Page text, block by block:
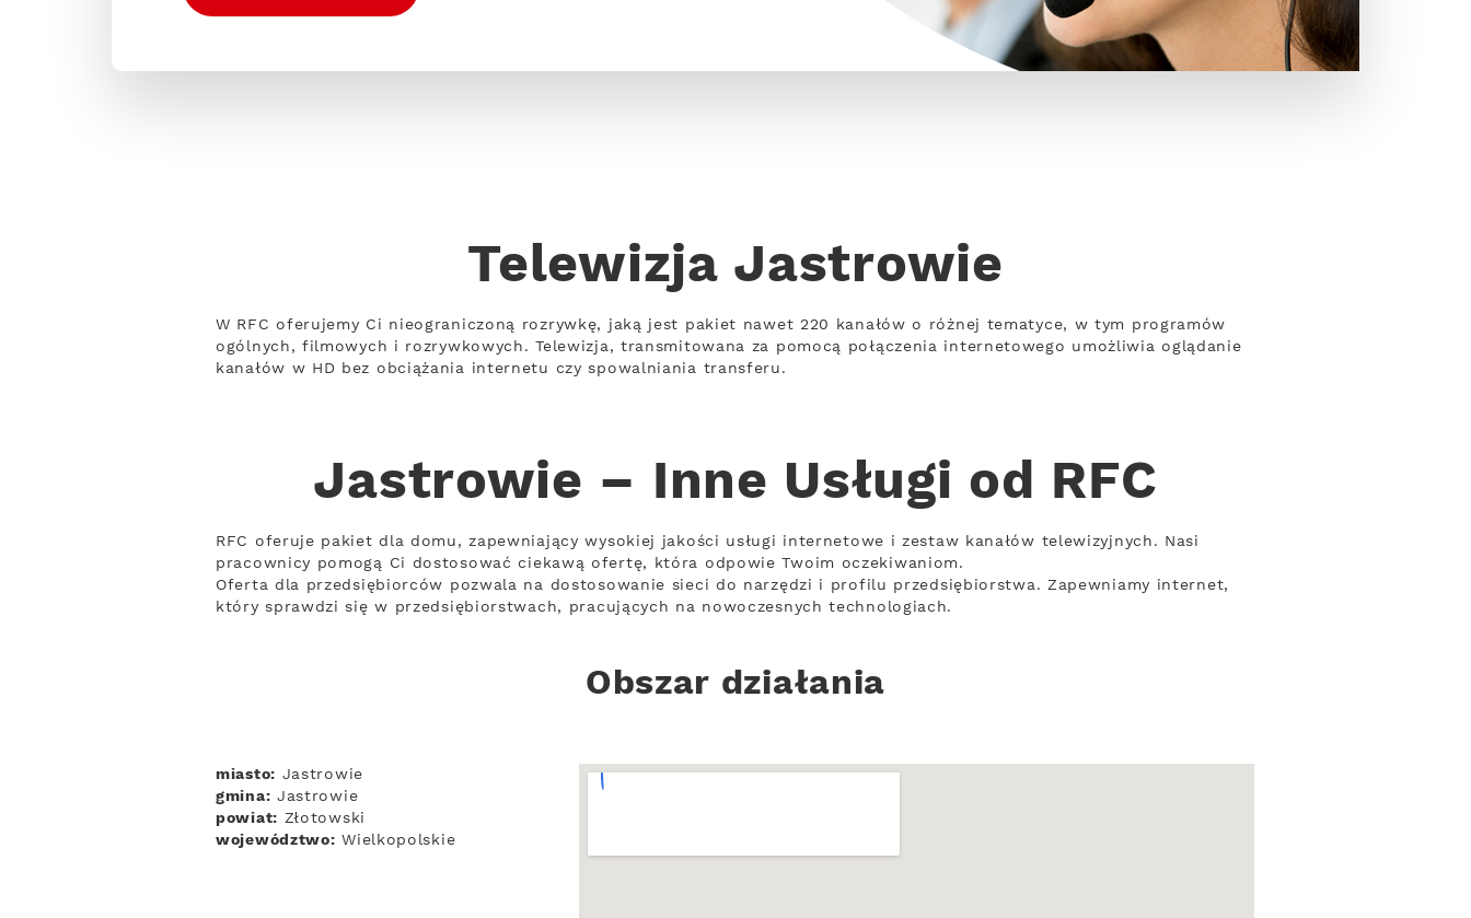
Telewizja Jastrowie
W RFC oferujemy Ci nieograniczoną rozrywkę, jaką jest pakiet nawet 220 kanałów o różnej tematyce, w tym programów
ogólnych, filmowych i rozrywkowych. Telewizja, transmitowana za pomocą połączenia internetowego umożliwia oglądanie
kanałów w HD bez obciążania internetu czy spowalniania transferu.
Jastrowie – Inne Usługi od RFC
RFC oferuje pakiet dla domu, zapewniający wysokiej jakości usługi internetowe i zestaw kanałów telewizyjnych. Nasi
pracownicy pomogą Ci dostosować ciekawą ofertę, która odpowie Twoim oczekiwaniom.
Oferta dla przedsiębiorców pozwala na dostosowanie sieci do narzędzi i profilu przedsiębiorstwa. Zapewniamy internet,
który sprawdzi się w przedsiębiorstwach, pracujących na nowoczesnych technologiach.
Obszar działania
miasto: Jastrowie
gmina: Jastrowie
powiat: Złotowski
województwo: Wielkopolskie